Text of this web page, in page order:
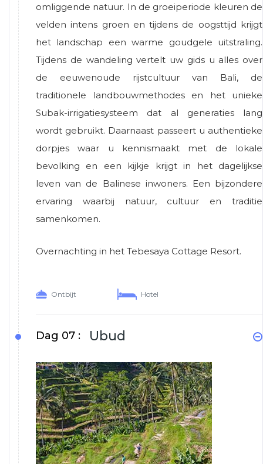
omliggende natuur. In de groeiperiode kleuren de
velden intens groen en tijdens de oogsttijd krijgt
het landschap een warme goudgele uitstraling.
Tijdens de wandeling vertelt uw gids u alles over
de eeuwenoude rijstcultuur van Bali, de
traditionele landbouwmethodes en het unieke
Subak-irrigatiesysteem dat al generaties lang
wordt gebruikt. Daarnaast passeert u authentieke
dorpjes waar u kennismaakt met de lokale
bevolking en een kijkje krijgt in het dagelijkse
leven van de Balinese inwoners. Een bijzondere
ervaring waarbij natuur, cultuur en traditie
samenkomen.
Overnachting in het Tebesaya Cottage Resort.
Ontbijt Hotel
Dag 07 : Ubud